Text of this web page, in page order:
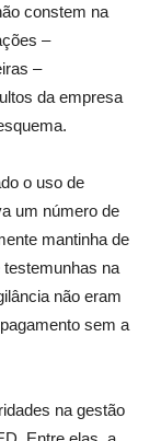
constem na
–
–
da empresa
o uso de
um número de
mantinha de
na
não eram
sem a
na gestão